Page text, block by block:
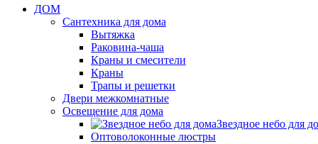
ДОМ
Сантехника для дома
Вытяжка
Раковина-чаша
Краны и смесители
Краны
Трапы и решетки
Двери межкомнатные
Освещение для дома
Звездное небо для
Оптоволоконные люстры